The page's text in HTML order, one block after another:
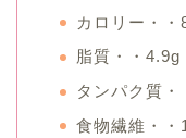
カロリー・・
脂質・・4.9g
タンパク質・
食物繊維・・